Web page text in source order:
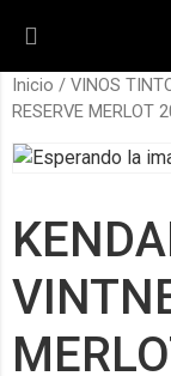
Inicio / VINOS
RESERVE MERLOT